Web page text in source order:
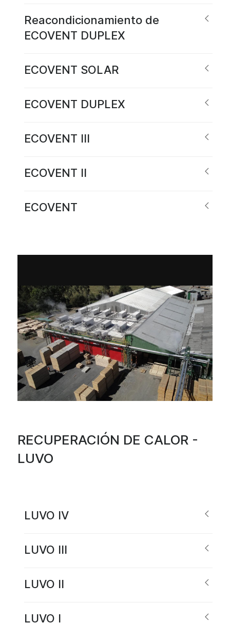
Reacondicionamiento de
ECOVENT DUPLEX
ECOVENT SOLAR
ECOVENT DUPLEX
ECOVENT III
ECOVENT II
ECOVENT
RECUPERACIÓN DE CALOR -
LUVO
LUVO IV
LUVO III
LUVO II
LUVO I